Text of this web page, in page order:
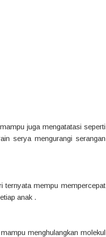
juga mengatatasi seperti
serya mengurangi serangan
ternyata mempu mempercepat
anak .
menghulangkan molekul